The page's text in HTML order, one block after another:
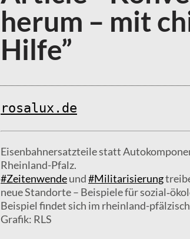
herum – mit
Hilfe”
rosalux.de
Eisenbahnersatzteile statt
Rheinland-Pfalz.
#Zeitenwendeund#Militarisierung
neue Standorte – Beispiele für
Beispiel findet sich im rheinland-
Grafik: RLS